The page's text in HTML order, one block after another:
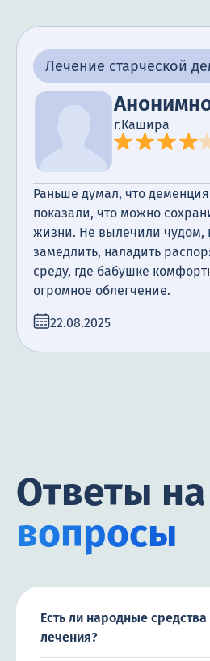
Лечение старческой
г.Кашира
Раньше думал, что деменция
показали, что можно
жизни. Не вылечили чудом,
замедлить, наладить
среду, где бабушке
огромное облегчение.
22.08.2025
Ответы
вопросы
Есть ли народные средства
лечения?